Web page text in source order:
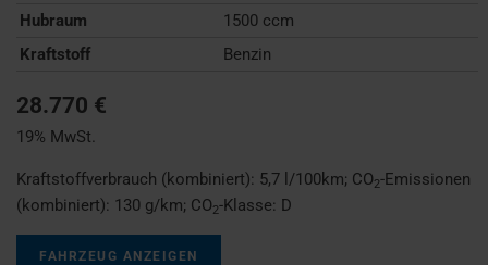
Hubraum
1500 ccm
Kraftstoff
Benzin
28.770 €
19% MwSt.
Kraftstoffverbrauch (kombiniert): 5,7 l/100km; CO2-Emissionen
(kombiniert): 130 g/km; CO2-Klasse: D
FAHRZEUG ANZEIGEN